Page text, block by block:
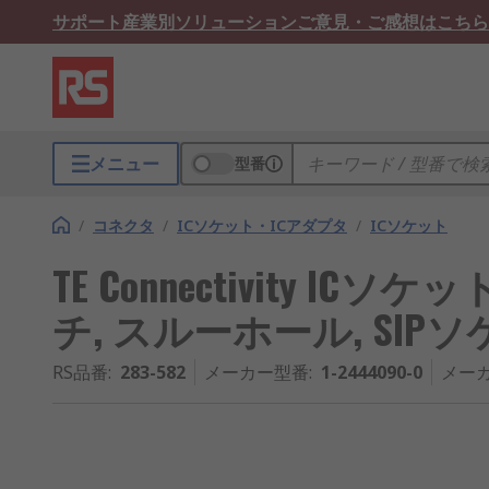
サポート産業別ソリューションご意見・ご感想はこちら
メニュー 型番
/ コネクタ / ICソケット・ICアダプタ / ICソケット
TE Connectivity ICソケッ
チ, スルーホール, SIPソ
RS品番: 283-582 メーカー型番: 1-2444090-0 メー